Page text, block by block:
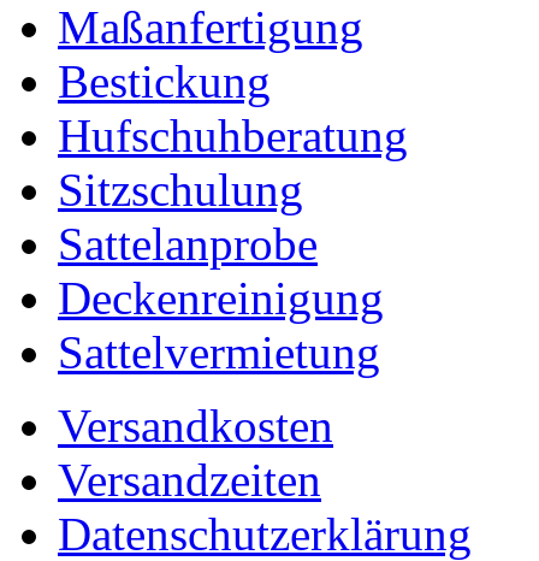
Maßanfertigung
Bestickung
Hufschuhberatung
Sitzschulung
Sattelanprobe
Deckenreinigung
Sattelvermietung
Versandkosten
Versandzeiten
Datenschutzerklärung